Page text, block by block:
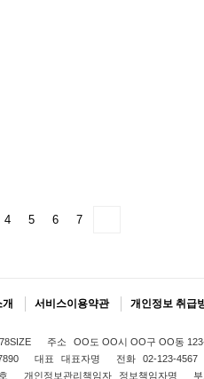
4 5 6 7
서비스이용약관 개인정보 취급
주소
OO도 OO시 OO구 OO동
대표 대표자명 전화 02-123-4567
개인정보관리책임자 정보책임자명